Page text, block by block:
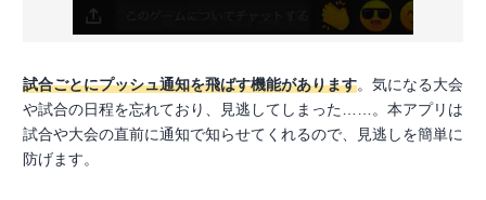
試合ごとにプッシュ通知を飛ばす機能があります。気になる大会
や試合の日程を忘れており、見逃してしまった……。本アプリは
試合や大会の直前に通知で知らせてくれるので、見逃しを簡単に
防げます。